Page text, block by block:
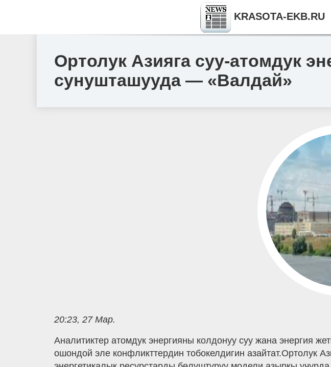
Ортолук Азияга суу-атомдук
сунушташууда — «Валдай»
20:23, 27 Мар.
Аналитиктер атомдук энергияны колдонуу суу жана энергия
ошондой эле конфликттердин тобокелдигин азайтат.Ортолук
KRASOTA-EKB.RU